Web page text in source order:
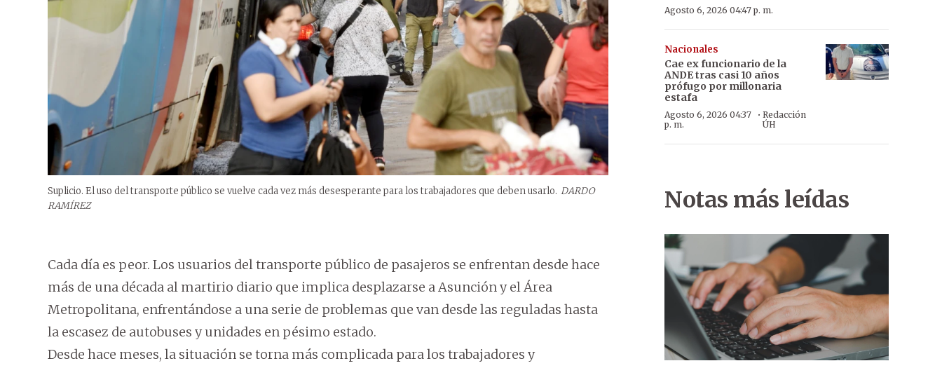
Suplicio. El uso del transporte público se vuelve cada vez más desesperante para los trabajadores que deben usarlo. DARDO
RAMÍREZ
Cada día es peor. Los usuarios del transporte público de pasajeros se enfrentan desde hace
más de una década al martirio diario que implica desplazarse a Asunción y el Área
Metropolitana, enfrentándose a una serie de problemas que van desde las reguladas hasta
la escasez de autobuses y unidades en pésimo estado.
Desde hace meses, la situación se torna más complicada para los trabajadores y
Agosto 6, 2026 04:47 p. m.
Nacionales
Cae ex funcionario de la
ANDE tras casi 10 años
prófugo por millonaria
estafa
Agosto 6, 2026 04:37
p. m.
· Redacción
ÚH
Notas más leídas